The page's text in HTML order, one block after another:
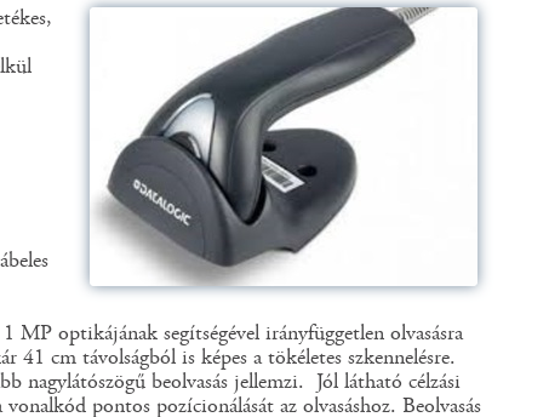
optikájának segítségével irányfüggetlen olvasásra
41 cm távolságból is képes a tökéletes szkennelésre.
nagylátószögű beolvasás jellemzi. Jól látható célzási
pontos pozícionálását az olvasáshoz. Beolvasás